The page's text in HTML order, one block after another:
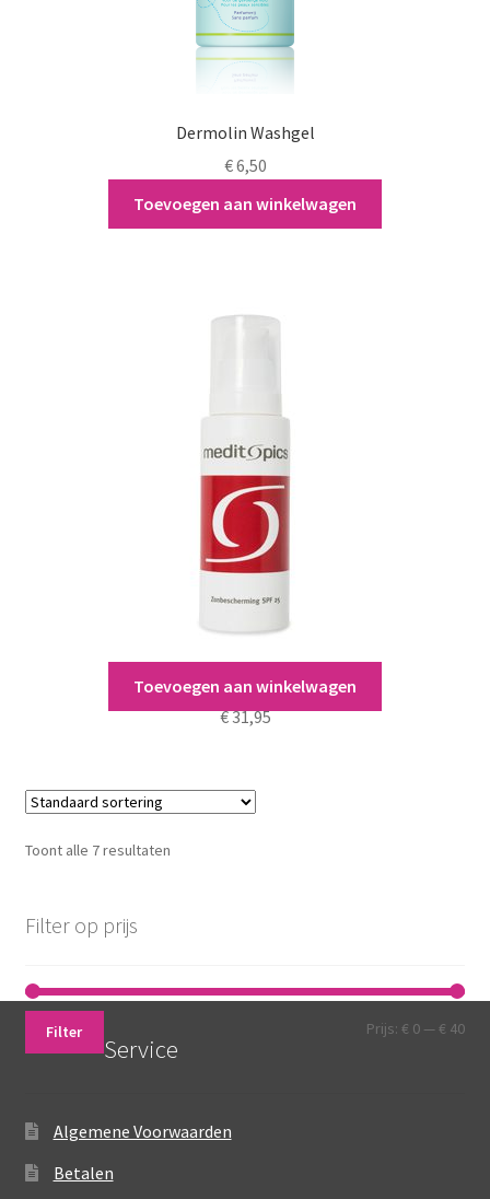
Dermolin Washgel
€6,50
Toevoegen aan winkelwagen
Meditopics Sunblock SPF 30
€31,95
Toevoegen aan winkelwagen
Toont alle 7 resultaten
Filter op prijs
Min.
Filter Prijs:€ 0 —€ 40
Service
Algemene Voorwaarden
Betalen